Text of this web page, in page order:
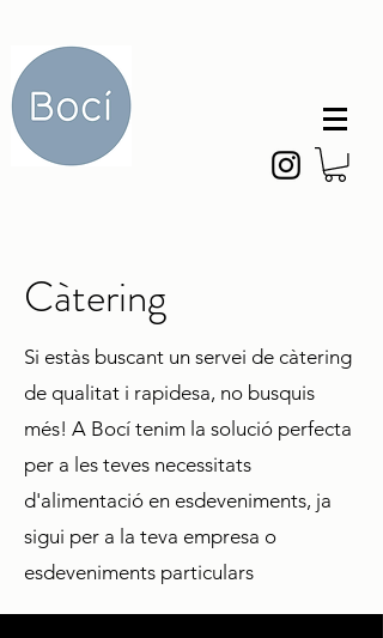
Càtering
Si estàs buscant un servei de càtering
de qualitat i rapidesa, no busquis
més! A Bocí tenim la solució perfecta
per a les teves necessitats
d'alimentació en esdeveniments, ja
sigui per a la teva empresa o
esdeveniments particulars